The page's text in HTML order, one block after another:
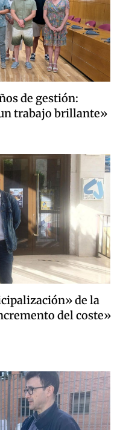
de gestión:
trabajo brillante»
de la
del coste»